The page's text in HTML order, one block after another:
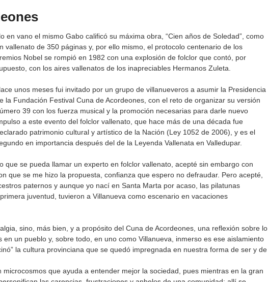
en vano el mismo Gabo calificó su máxima obra, “Cien años de Soledad”, como
vallenato de 350 páginas y, por ello mismo, el protocolo centenario de los
Nobel se rompió en 1982 con una explosión de folclor que contó, por
con los aires vallenatos de los inapreciables Hermanos Zuleta.
unos meses fui invitado por un grupo de villanueveros a asumir la Presidencia
la Fundación Festival Cuna de Acordeones, con el reto de organizar su versión
39 con los fuerza musical y la promoción necesarias para darle nuevo
a este evento del folclor vallenato, que hace más de una década fue
patrimonio cultural y artístico de la Nación (Ley 1052 de 2006), y es el
en importancia después del de la Leyenda Vallenata en Valledupar.
que se pueda llamar un experto en folclor vallenato, acepté sin embargo con
que se me hizo la propuesta, confianza que espero no defraudar. Pero acepté,
paternos y aunque yo nací en Santa Marta por acaso, las pilatunas
juventud, tuvieron a Villanueva como escenario en vacaciones
sino, más bien, y a propósito del Cuna de Acordeones, una reflexión sobre lo
un pueblo y, sobre todo, en uno como Villanueva, inmerso es ese aislamiento
la cultura provinciana que se quedó impregnada en nuestra forma de ser y de
que ayuda a entender mejor la sociedad, pues mientras en la gran